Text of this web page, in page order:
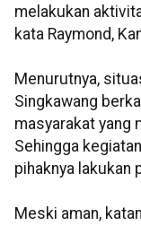
melakukan
kata Raymond,
Menurutnya,
Singkawang
masyarakat yang
Sehingga
pihaknya lakukan
Meski aman,